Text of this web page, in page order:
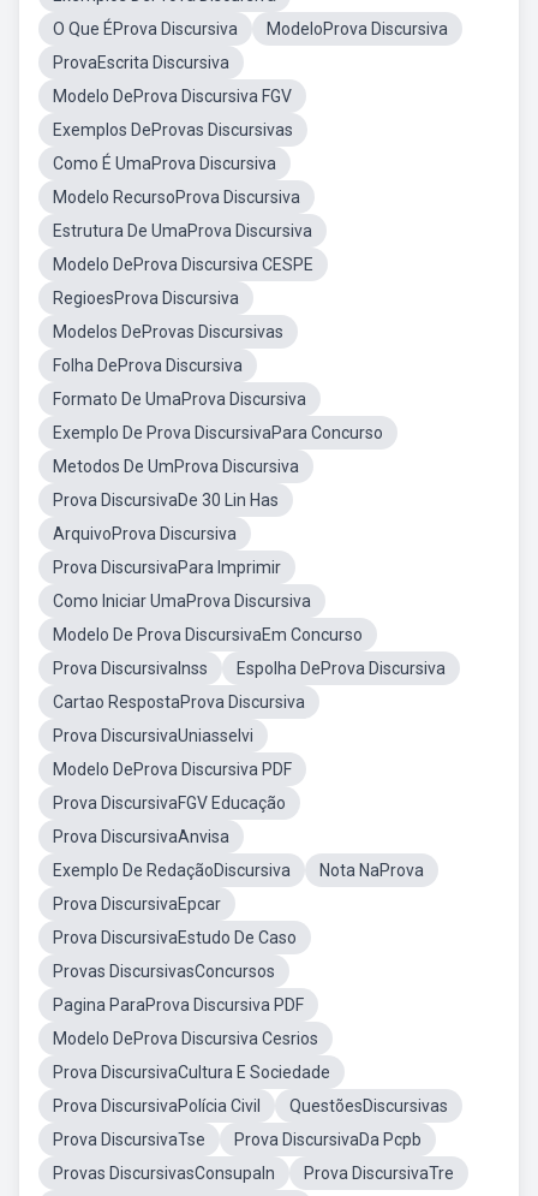
O Que ÉProva Discursiva
ModeloProva Discursiva
ProvaEscrita Discursiva
Modelo DeProva Discursiva FGV
Exemplos DeProvas Discursivas
Como É UmaProva Discursiva
Modelo RecursoProva Discursiva
Estrutura De UmaProva Discursiva
Modelo DeProva Discursiva CESPE
RegioesProva Discursiva
Modelos DeProvas Discursivas
Folha DeProva Discursiva
Formato De UmaProva Discursiva
Exemplo De Prova DiscursivaPara Concurso
Metodos De UmProva Discursiva
Prova DiscursivaDe 30 Lin Has
ArquivoProva Discursiva
Prova DiscursivaPara Imprimir
Como Iniciar UmaProva Discursiva
Modelo De Prova DiscursivaEm Concurso
Prova DiscursivaInss
Espolha DeProva Discursiva
Cartao RespostaProva Discursiva
Prova DiscursivaUniasselvi
Modelo DeProva Discursiva PDF
Prova DiscursivaFGV Educação
Prova DiscursivaAnvisa
Exemplo De RedaçãoDiscursiva
Nota NaProva
Prova DiscursivaEpcar
Prova DiscursivaEstudo De Caso
Provas DiscursivasConcursos
Pagina ParaProva Discursiva PDF
Modelo DeProva Discursiva Cesrios
Prova DiscursivaCultura E Sociedade
Prova DiscursivaPolícia Civil
QuestõesDiscursivas
Prova DiscursivaTse
Prova DiscursivaDa Pcpb
Provas DiscursivasConsupaln
Prova DiscursivaTre